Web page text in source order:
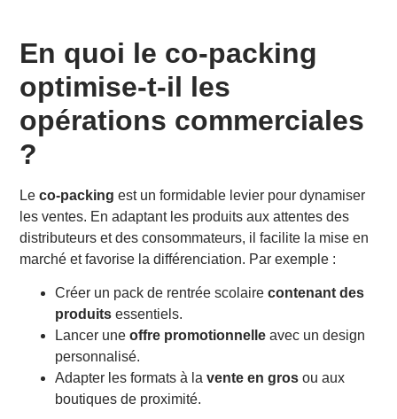
En quoi le co-packing
optimise-t-il les
opérations commerciales
?
Leco-packing est un formidable levier pour dynamiser
les ventes. En adaptant les produits aux attentes des
distributeurs et des consommateurs, il facilite la mise en
marché et favorise la différenciation. Par exemple :
Créer un pack de rentrée scolairecontenant des
produits essentiels.
Lancer uneoffre promotionnelle avec un design
personnalisé.
Adapter les formats à lavente en gros ou aux
boutiques de proximité.